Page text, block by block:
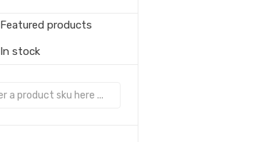
Featured products
In stock